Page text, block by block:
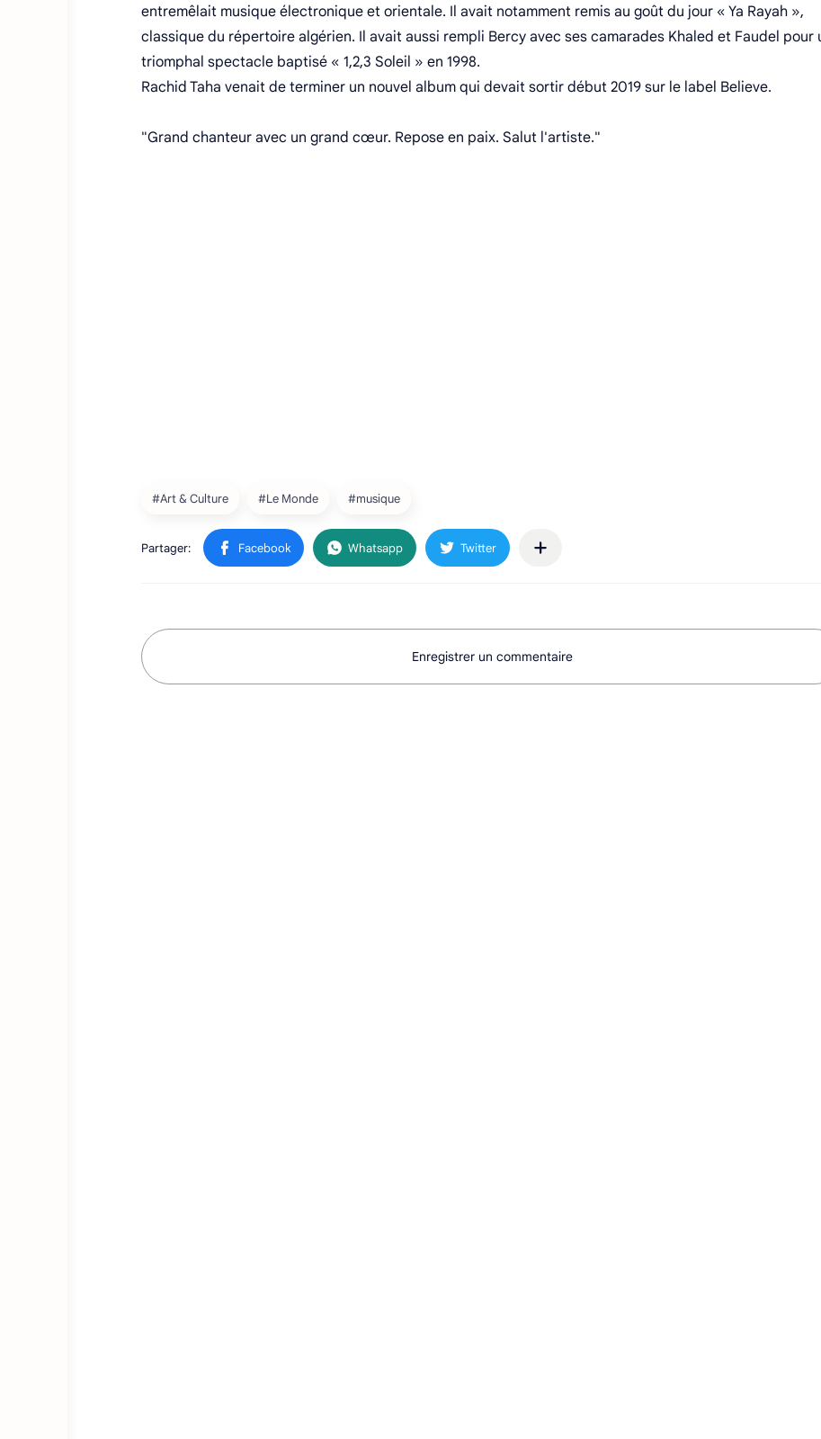
entremêlait musique électronique et orientale. Il avait notamment remis au goût du jour « Ya Rayah »,
classique du répertoire algérien. Il avait aussi rempli Bercy avec ses camarades Khaled et Faudel pour
triomphal spectacle baptisé « 1,2,3 Soleil » en 1998.
Rachid Taha venait de terminer un nouvel album qui devait sortir début 2019 sur le label Believe.
"Grand chanteur avec un grand cœur. Repose en paix. Salut l'artiste."
Enregistrer un commentaire